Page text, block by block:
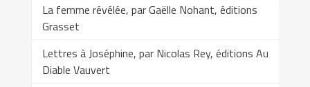
La femme révélée, par Gaëlle Nohant, éditions
Grasset
Lettres à Joséphine, par Nicolas Rey, éditions Au
Diable Vauvert